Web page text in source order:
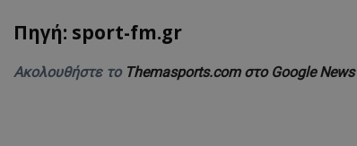
Πηγή: sport-fm.gr
Ακολουθήστε το Themasports.com στο Google News